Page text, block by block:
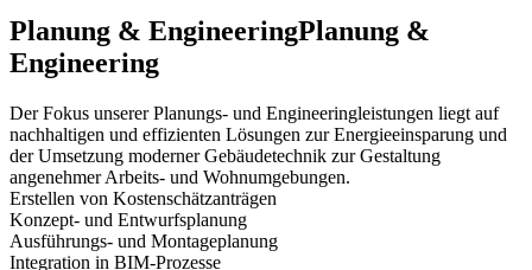
Planung & EngineeringPlanung &
Engineering
Der Fokus unserer Planungs- und Engineeringleistungen liegt auf
nachhaltigen und effizienten Lösungen zur Energieeinsparung und
der Umsetzung moderner Gebäudetechnik zur Gestaltung
angenehmer Arbeits- und Wohnumgebungen.
Erstellen von Kostenschätzanträgen
Konzept- und Entwurfsplanung
Ausführungs- und Montageplanung
Integration in BIM-Prozesse